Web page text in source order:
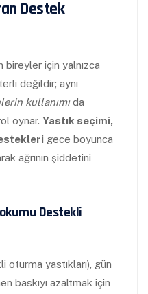
Destek
bireyler için yalnızca
değildir; aynı
kullanımıda
oynar. Yastık seçimi,
gece boyunca
ağrının şiddetini
Destekli
oturma yastıkları), gün
baskıyı azaltmak için